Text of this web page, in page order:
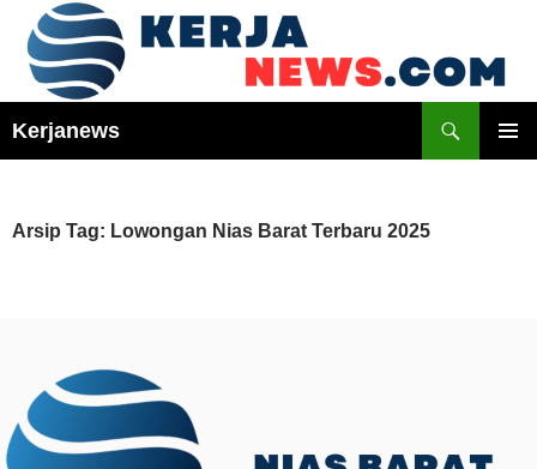
Langsung
Kerjanews
Arsip Tag: Lowongan Nias Barat Terbaru 2025